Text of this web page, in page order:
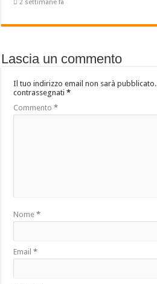
2 settimane fa
Lascia un commento
Il tuo indirizzo email non sarà pubblicato.
contrassegnati*
Commento*
Nome*
Email*